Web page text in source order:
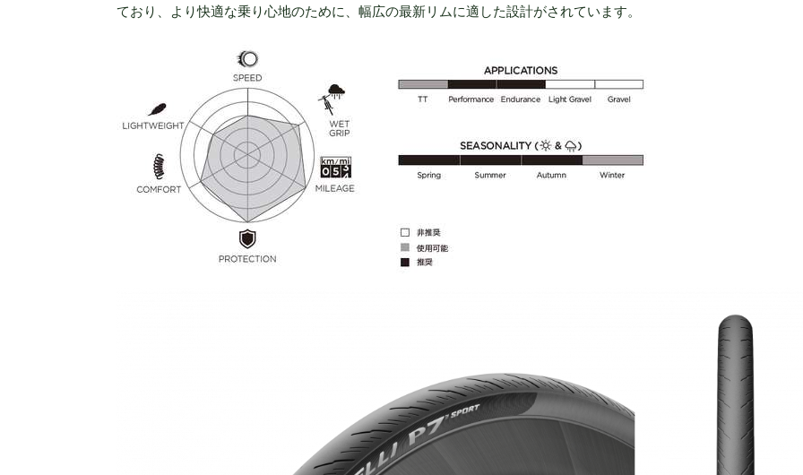
ており、より快適な乗り心地のために、幅広の最新リムに適した設計がされています。